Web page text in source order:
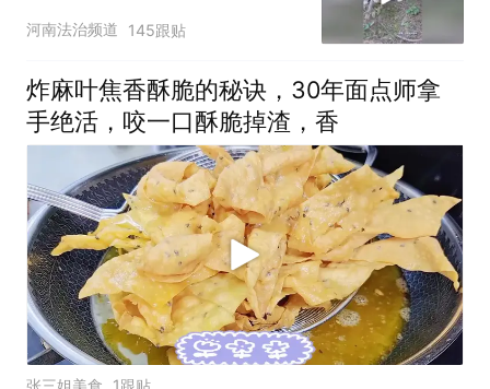
茶，网友：小猫都比我能
河南法治频道 145跟贴
炸麻叶焦香酥脆的秘诀，30年面点师拿
手绝活，咬一口酥脆掉渣，香
张三姐美食 1跟贴